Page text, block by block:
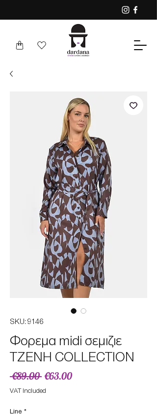
SKU: 9146
Φορεμα midi σεμιζιε
TZENH COLLECTION
€89.00 Regular
Price
€63.00Sale
VAT Included
Line *